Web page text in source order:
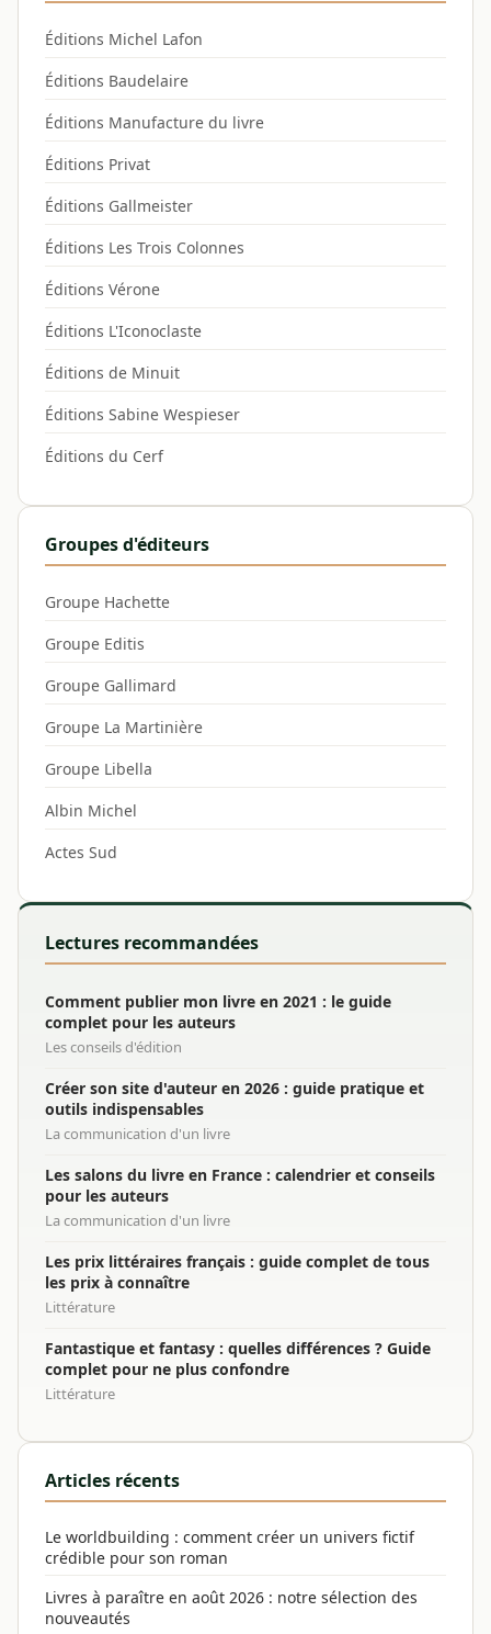
Éditions Michel Lafon
Éditions Baudelaire
Éditions Manufacture du livre
Éditions Privat
Éditions Gallmeister
Éditions Les Trois Colonnes
Éditions Vérone
Éditions L'Iconoclaste
Éditions de Minuit
Éditions Sabine Wespieser
Éditions du Cerf
Groupes d'éditeurs
Groupe Hachette
Groupe Editis
Groupe Gallimard
Groupe La Martinière
Groupe Libella
Albin Michel
Actes Sud
Lectures recommandées
Comment publier mon livre en 2021 : le guide
complet pour les auteurs
Les conseils d'édition
Créer son site d'auteur en 2026 : guide pratique et
outils indispensables
La communication d'un livre
Les salons du livre en France : calendrier et conseils
pour les auteurs
La communication d'un livre
Les prix littéraires français : guide complet de tous
les prix à connaître
Littérature
Fantastique et fantasy : quelles différences ? Guide
complet pour ne plus confondre
Littérature
Articles récents
Le worldbuilding : comment créer un univers fictif
crédible pour son roman
Livres à paraître en août 2026 : notre sélection des
nouveautés